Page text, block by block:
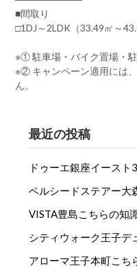
■間取り
□1DJ～2LDK（33.49㎡～
※① 駐車場・バイク置場・
※② キャンペーン適用には
ん。
最近の投稿
ドゥーエ銀座イースト
ベルシードステアー大
VISTA豊島こちらの知
シティウォーク王子デ
アローマ王子本町こち